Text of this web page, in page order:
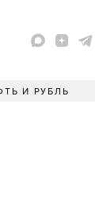
И РУБЛЬ